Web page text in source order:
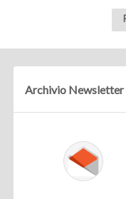
Archivio Newsletter